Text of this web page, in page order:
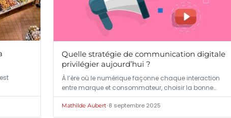
Quelle stratégie de communication digitale
privilégier aujourd’hui ?
À l’ère où le numérique façonne chaque interaction
entre marque et consommateur, choisir la bonne…
Mathilde Aubert•8 septembre 2025